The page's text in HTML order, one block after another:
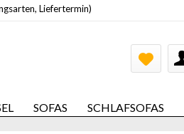
Liefertermin)
SOFAS SCHLAFSOFAS